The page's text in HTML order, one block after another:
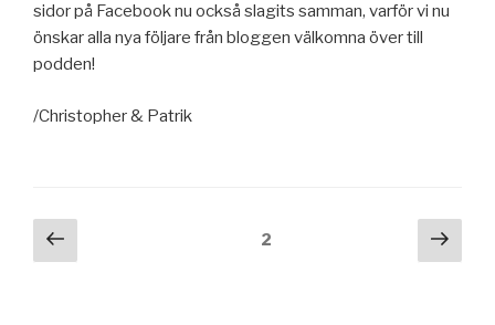
sidor på Facebook nu också slagits samman, varför vi nu
önskar alla nya följare från bloggen välkomna över till
podden!
/Christopher & Patrik
Inläggsnavigering
Föregående
sida
2
sida